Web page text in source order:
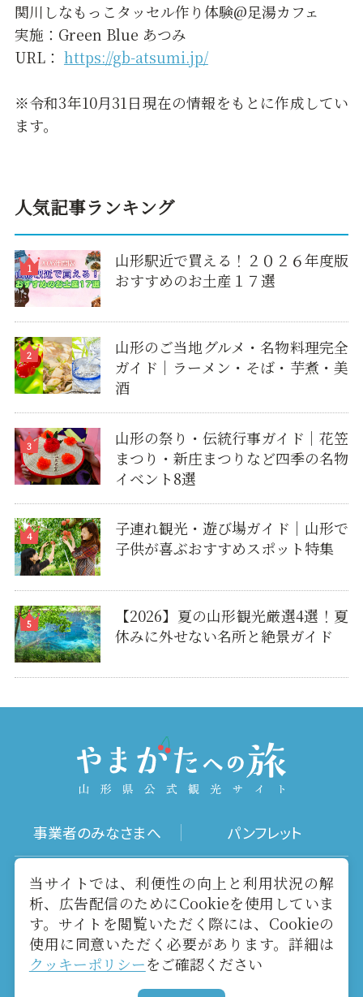
関川しなもっこタッセル作り体験@足湯カフェ
実施：Green Blue あつみ
URL： https://gb-atsumi.jp/
※令和3年10月31日現在の情報をもとに作成してい
ます。
人気記事ランキング
山形駅近で買える！２０２６年度版
おすすめのお土産１７選
山形のご当地グルメ・名物料理完全
ガイド｜ラーメン・そば・芋煮・美
酒
山形の祭り・伝統行事ガイド｜花笠
まつり・新庄まつりなど四季の名物
イベント8選
子連れ観光・遊び場ガイド｜山形で
子供が喜ぶおすすめスポット特集
【2026】夏の山形観光厳選4選！夏
休みに外せない名所と絶景ガイド
事業者のみなさまへ パンフレット
写真ダウンロード 動画ギャラリー
お役立ちリンク 当サイトについて
メールマガジン お問い合わせ
当サイトでは、利便性の向上と利用状況の解
析、広告配信のためにCookieを使用していま
す。サイトを閲覧いただく際には、Cookieの
使用に同意いただく必要があります。詳細は
クッキーポリシーをご確認ください